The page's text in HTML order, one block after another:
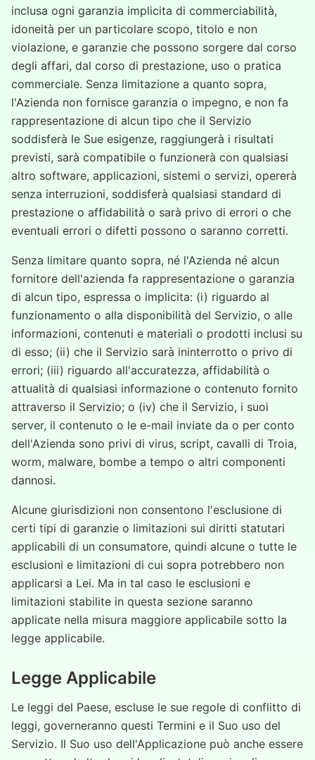
inclusa ogni garanzia implicita di commerciabilità,
idoneità per un particolare scopo, titolo e non
violazione, e garanzie che possono sorgere dal corso
degli affari, dal corso di prestazione, uso o pratica
commerciale. Senza limitazione a quanto sopra,
l'Azienda non fornisce garanzia o impegno, e non fa
rappresentazione di alcun tipo che il Servizio
soddisferà le Sue esigenze, raggiungerà i risultati
previsti, sarà compatibile o funzionerà con qualsiasi
altro software, applicazioni, sistemi o servizi, opererà
senza interruzioni, soddisferà qualsiasi standard di
prestazione o affidabilità o sarà privo di errori o che
eventuali errori o difetti possono o saranno corretti.
Senza limitare quanto sopra, né l'Azienda né alcun
fornitore dell'azienda fa rappresentazione o garanzia
di alcun tipo, espressa o implicita: (i) riguardo al
funzionamento o alla disponibilità del Servizio, o alle
informazioni, contenuti e materiali o prodotti inclusi su
di esso; (ii) che il Servizio sarà ininterrotto o privo di
errori; (iii) riguardo all'accuratezza, affidabilità o
attualità di qualsiasi informazione o contenuto fornito
attraverso il Servizio; o (iv) che il Servizio, i suoi
server, il contenuto o le e-mail inviate da o per conto
dell'Azienda sono privi di virus, script, cavalli di Troia,
worm, malware, bombe a tempo o altri componenti
dannosi.
Alcune giurisdizioni non consentono l'esclusione di
certi tipi di garanzie o limitazioni sui diritti statutari
applicabili di un consumatore, quindi alcune o tutte le
esclusioni e limitazioni di cui sopra potrebbero non
applicarsi a Lei. Ma in tal caso le esclusioni e
limitazioni stabilite in questa sezione saranno
applicate nella misura maggiore applicabile sotto la
legge applicabile.
Legge Applicabile
Le leggi del Paese, escluse le sue regole di conflitto di
leggi, governeranno questi Termini e il Suo uso del
Servizio. Il Suo uso dell'Applicazione può anche essere